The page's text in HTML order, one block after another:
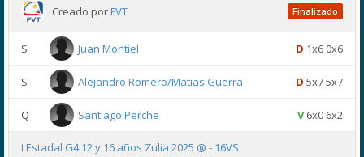
Creado porFVT Finalizado
S Juan Montiel D 1x6 0x6
S Alejandro Romero/Matias Guerra D 5x7 5x7
Q Santiago Perche V6x0 6x2
I Estadal G4 12 y 16 años Zulia 2025 @ - 16VS